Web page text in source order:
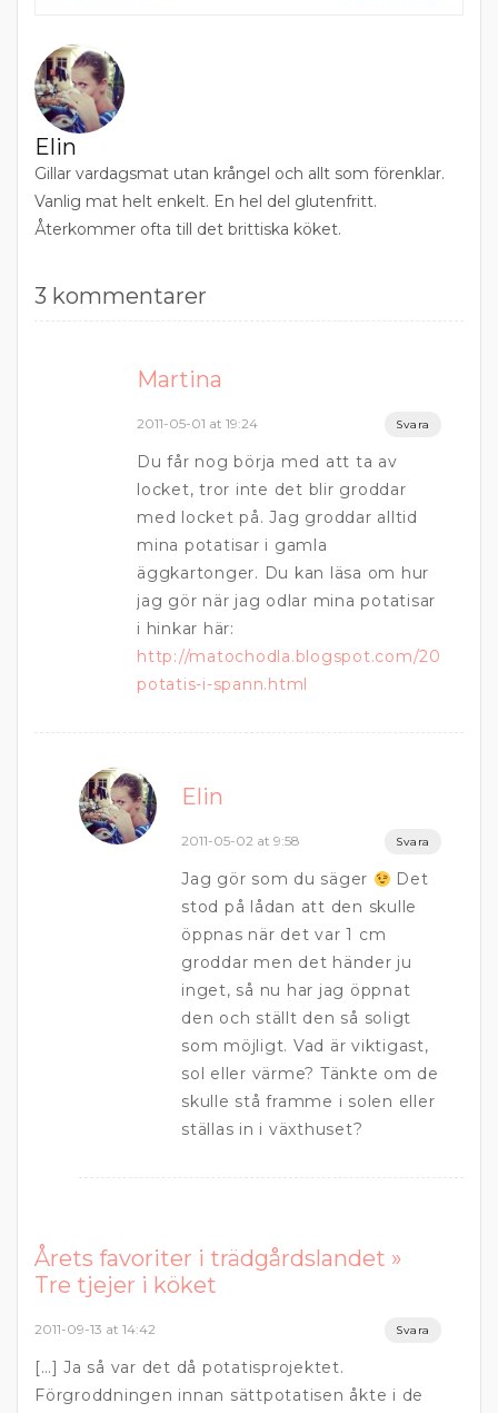
Elin
Gillar vardagsmat utan krångel och allt som förenklar.
Vanlig mat helt enkelt. En hel del glutenfritt.
Återkommer ofta till det brittiska köket.
3 kommentarer
Martina
2011-05-01 at 19:24 Svara
Du får nog börja med att ta av
locket, tror inte det blir groddar
med locket på. Jag groddar alltid
mina potatisar i gamla
äggkartonger. Du kan läsa om hur
jag gör när jag odlar mina potatisar
i hinkar här:
http://matochodla.blogspot.com/2011/04/
potatis-i-spann.html
Elin
2011-05-02 at 9:58 Svara
Jag gör som du säger
Det
stod på lådan att den skulle
öppnas när det var 1 cm
groddar men det händer ju
inget, så nu har jag öppnat
den och ställt den så soligt
som möjligt. Vad är viktigast,
sol eller värme? Tänkte om de
skulle stå framme i solen eller
ställas in i växthuset?
Årets favoriter i trädgårdslandet »
Tre tjejer i köket
2011-09-13 at 14:42 Svara
[…] Ja så var det då potatisprojektet.
Förgroddningen innan sättpotatisen åkte i de